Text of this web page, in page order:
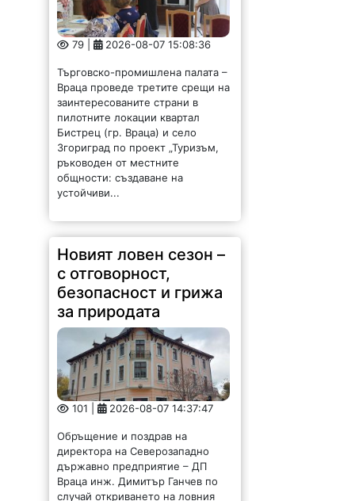
79 | 2026-08-07 15:08:36
Търговско-промишлена палата –
Враца проведе третите срещи на
заинтересованите страни в
пилотните локации квартал
Бистрец (гр. Враца) и село
Згориград по проект „Туризъм,
ръководен от местните
общности: създаване на
устойчиви...
Новият ловен сезон –
с отговорност,
безопасност и грижа
за природата
101 | 2026-08-07 14:37:47
Обръщение и поздрав на
директора на Северозападно
държавно предприятие – ДП
Враца инж. Димитър Ганчев по
случай откриването на ловния